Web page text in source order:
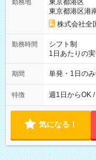
例】 ・河合塾
×8時間＝日収
円の場合あり
円（役割手当＋
間】試用期間
勤務地
東京都港区
東京都港区港
株式会社全
勤務時間
シフト制
1日あたりの
間は 試験に
期間 単発・1日のみ
特徴 週1日からOK
気になる！